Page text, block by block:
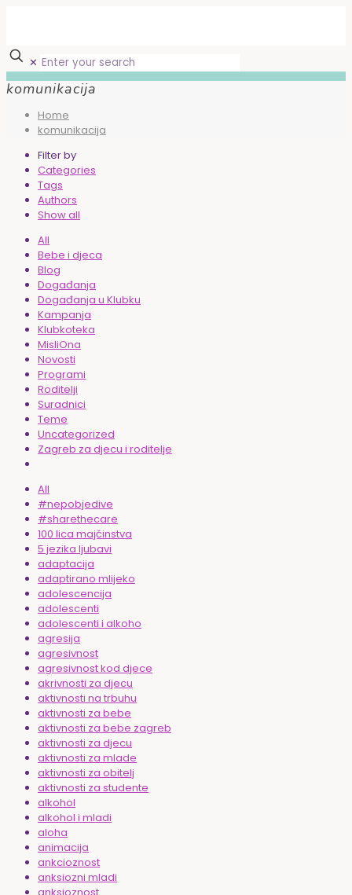
✕
komunikacija
Home
komunikacija
Filter by
Categories
Tags
Authors
Show all
All
Bebe i djeca
Blog
Događanja
Događanja u Klubku
Kampanja
Klubkoteka
MisliOna
Novosti
Programi
Roditelji
Suradnici
Teme
Uncategorized
Zagreb za djecu i roditelje
All
#nepobjedive
#sharethecare
100 lica majčinstva
5 jezika ljubavi
adaptacija
adaptirano mlijeko
adolescencija
adolescenti
adolescenti i alkoho
agresija
agresivnost
agresivnost kod djece
akrivnosti za djecu
aktivnosti na trbuhu
aktivnosti za bebe
aktivnosti za bebe zagreb
aktivnosti za djecu
aktivnosti za mlade
aktivnosti za obitelj
aktivnosti za studente
alkohol
alkohol i mladi
aloha
animacija
ankcioznost
anksiozni mladi